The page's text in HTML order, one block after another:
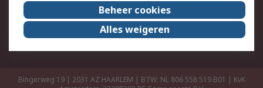
RS Group
Over ons
RS wereldwijd
Werken bij RS
ESG
Bingerweg 19 | 2031 AZ HAARLEM | BTW: NL 806 558 519.B01 | KvK
Beheer cookies
Alles weigeren